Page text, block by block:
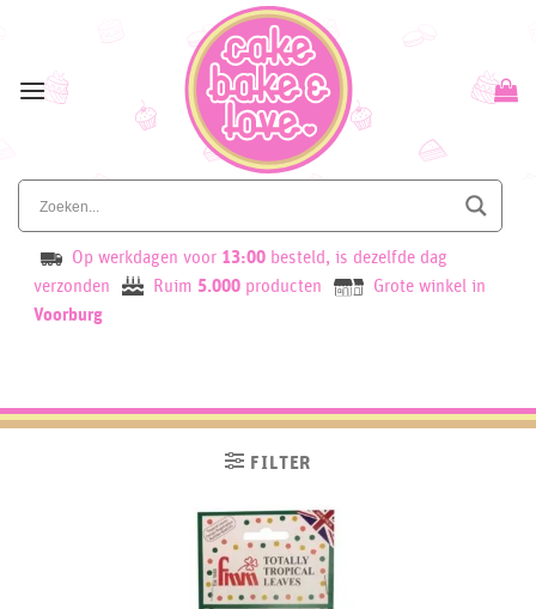
content
Op werkdagen voor 13:00 besteld, is dezelfde dag
verzonden
Ruim 5.000 producten
Grote winkel in
Voorburg
FILTER